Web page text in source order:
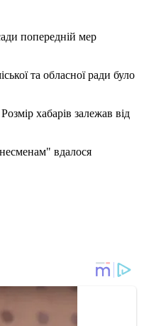
попередній мер
та обласної ради було
хабарів залежав від
вдалося